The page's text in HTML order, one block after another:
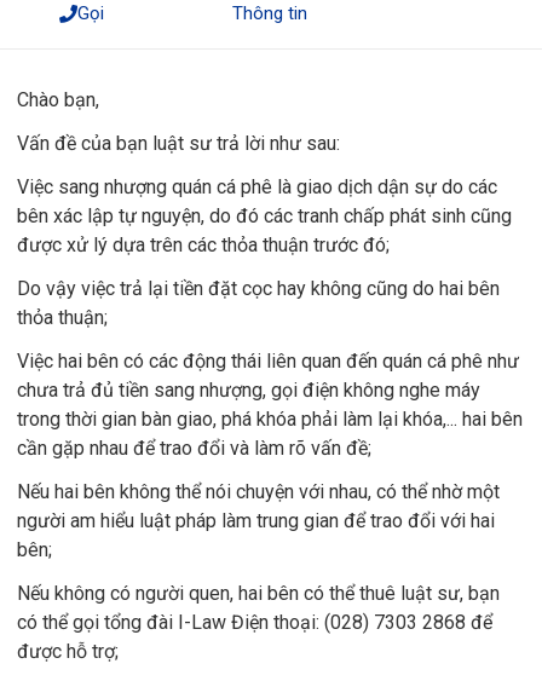
Gọi Thông tin
Chào bạn,
Vấn đề của bạn luật sư trả lời như sau:
Việc sang nhượng quán cá phê là giao dịch dận sự do các
bên xác lập tự nguyện, do đó các tranh chấp phát sinh cũng
được xử lý dựa trên các thỏa thuận trước đó;
Do vậy việc trả lại tiền đặt cọc hay không cũng do hai bên
thỏa thuận;
Việc hai bên có các động thái liên quan đến quán cá phê như
chưa trả đủ tiền sang nhượng, gọi điện không nghe máy
trong thời gian bàn giao, phá khóa phải làm lại khóa,... hai bên
cần gặp nhau để trao đổi và làm rõ vấn đề;
Nếu hai bên không thể nói chuyện với nhau, có thể nhờ một
người am hiểu luật pháp làm trung gian để trao đổi với hai
bên;
Nếu không có người quen, hai bên có thể thuê luật sư, bạn
có thể gọi tổng đài I-Law Điện thoại: (028) 7303 2868 để
được hỗ trợ;